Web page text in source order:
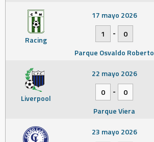
Racing
17 mayo 2026
1
-
0
Parque Osvaldo Roberto
Liverpool
22 mayo 2026
0
-
0
Parque Viera
23 mayo 2026